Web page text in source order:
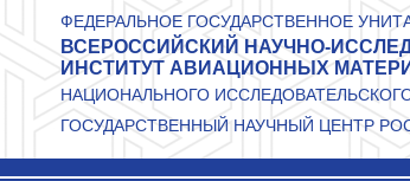
ФЕДЕРАЛЬНОЕ ГОСУДАРСТВЕННОЕ
ВСЕРОССИЙСКИЙ НАУЧНО-
ИНСТИТУТ АВИАЦИОННЫХ
НАЦИОНАЛЬНОГО
ГОСУДАРСТВЕННЫЙ НАУЧНЫЙ ЦЕНТР